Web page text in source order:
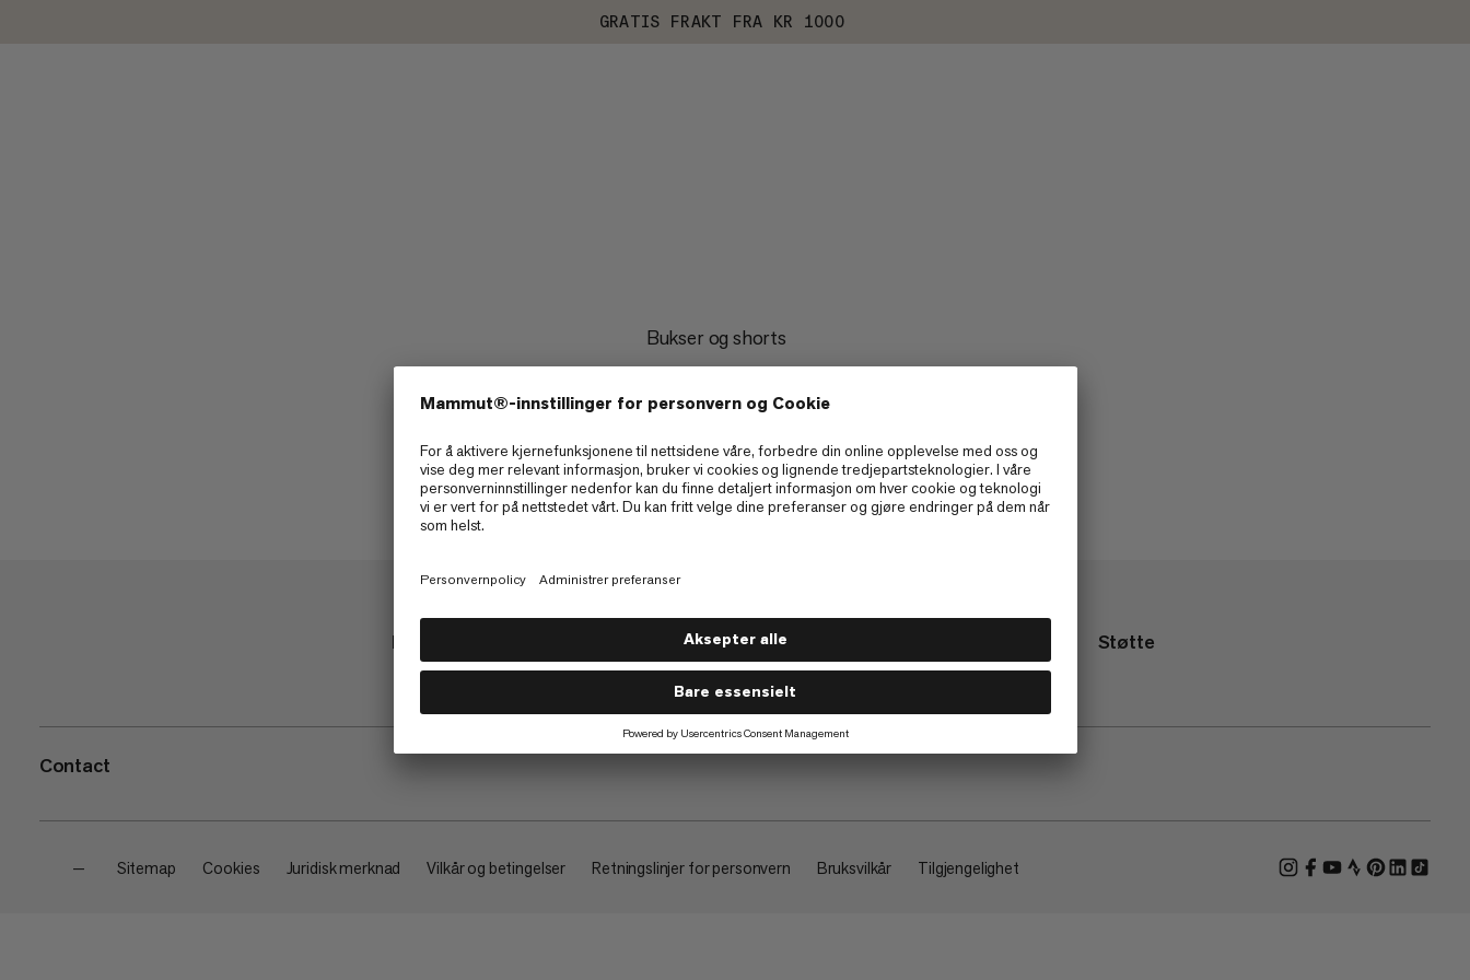
GRATIS FRAKT FRA KR 1000
Bukser og shorts
Handle Om Støtte
Contact
— Sitemap Cookies Juridisk merknad Vilkår og betingelser Retningslinjer for personvern Bruksvilkår Tilgjengelighet